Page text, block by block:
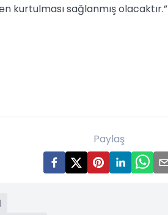
kurtulması sağlanmış olacaktır.”
Paylaş